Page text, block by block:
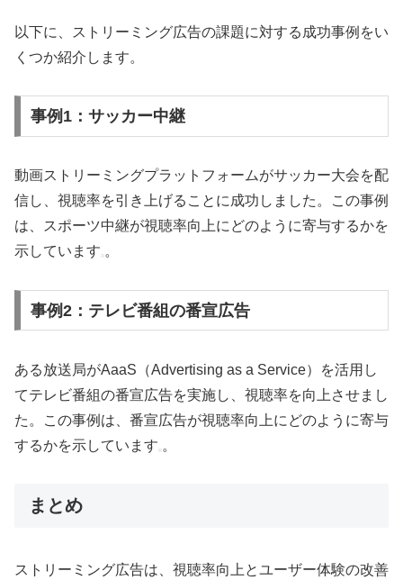
以下に、ストリーミング広告の課題に対する成功事例をい
くつか紹介します。
事例1：サッカー中継
動画ストリーミングプラットフォームがサッカー大会を配
信し、視聴率を引き上げることに成功しました。この事例
は、スポーツ中継が視聴率向上にどのように寄与するかを
示しています 。
事例2：テレビ番組の番宣広告
ある放送局がAaaS（Advertising as a Service）を活用し
てテレビ番組の番宣広告を実施し、視聴率を向上させまし
た。この事例は、番宣広告が視聴率向上にどのように寄与
するかを示しています 。
まとめ
ストリーミング広告は、視聴率向上とユーザー体験の改善